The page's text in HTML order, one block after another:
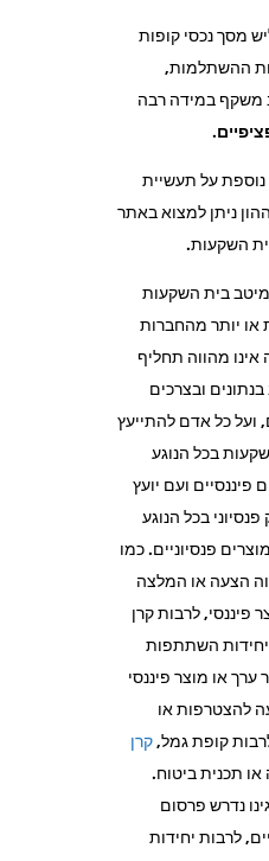
מסך נכסי קופות
ההשתלמות,
משקף במידה רבה
נוספת על תעשיית
ניתן למצוא באתר
השקעות.
מיטב בית השקעות
או יותר מהחברות
מהווה תחליף
ובצרכים
ועל כל אדם להתייעץ
בכל הנוגע
פיננסיים ועם יועץ
פנסיוני בכל הנוגע
פנסיוניים. כמו
הצעה או המלצה
פיננסי, לרבות קרן
השתתפות
ערך או מוצר פיננסי
להצטרפות או
קופת גמל,קרן
או תכנית ביטוח.
נדרש פרסום
לרבות יחידות